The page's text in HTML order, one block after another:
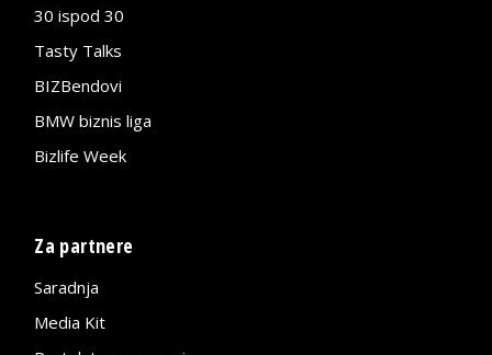
30 ispod 30
Tasty Talks
BIZBendovi
BMW biznis liga
Bizlife Week
Za partnere
Saradnja
Media Kit